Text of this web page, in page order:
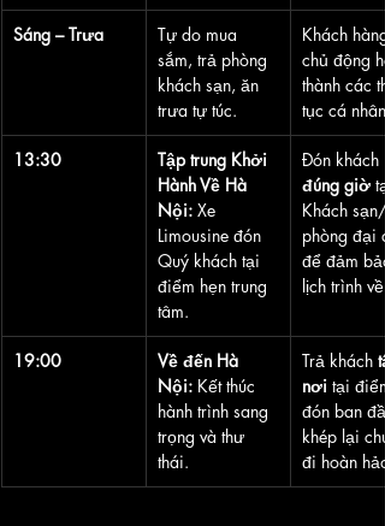
Sáng – Trưa
Tự do mua
sắm, trả phòng
khách sạn, ăn
trưa tự túc.
Khách hàng
chủ động
thành các
tục cá nhân.
13:30
Tập trung Khởi
Hành Về Hà
Nội: Xe
Limousine đón
Quý khách tại
điểm hẹn trung
tâm.
Đón khách
đúng giờ
Khách
phòng đại
để đảm bảo
lịch trình về.
19:00
Về đến Hà
Nội: Kết thúc
hành trình sang
trọng và thư
thái.
Trả khách
nơi tại điểm
đón ban
khép lại
đi hoàn hảo.